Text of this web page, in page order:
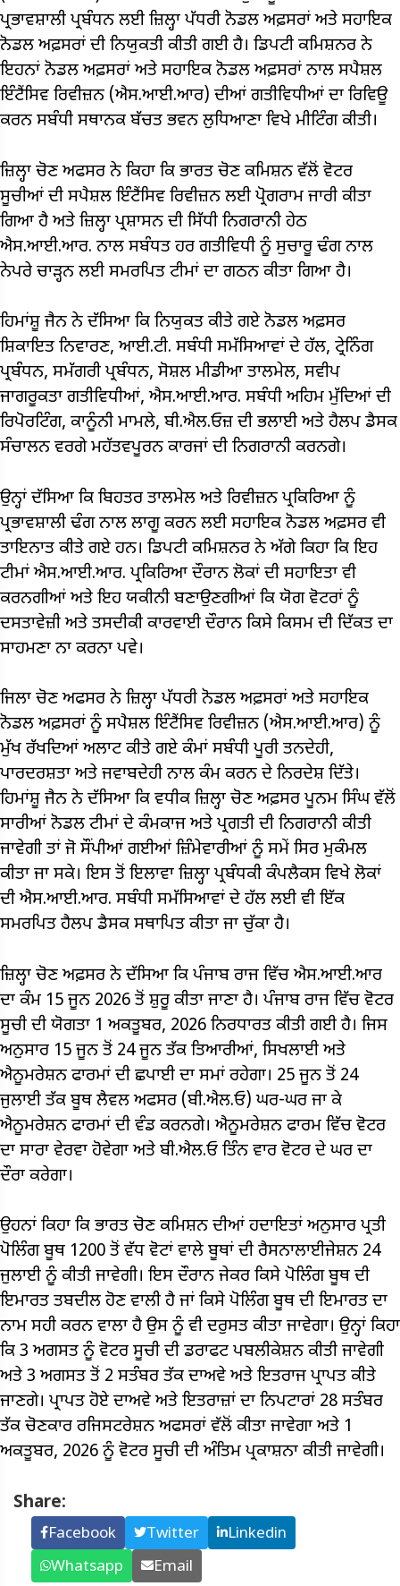
ਪ੍ਰਭਾਵਸ਼ਾਲੀ ਪ੍ਰਬੰਧਨ ਲਈ ਜ਼ਿਲ੍ਹਾ ਪੱਧਰੀ ਨੋਡਲ ਅਫ਼ਸਰਾਂ ਅਤੇ ਸਹਾਇਕ
ਨੋਡਲ ਅਫ਼ਸਰਾਂ ਦੀ ਨਿਯੁਕਤੀ ਕੀਤੀ ਗਈ ਹੈ। ਡਿਪਟੀ ਕਮਿਸ਼ਨਰ ਨੇ
ਇਹਨਾਂ ਨੋਡਲ ਅਫ਼ਸਰਾਂ ਅਤੇ ਸਹਾਇਕ ਨੋਡਲ ਅਫ਼ਸਰਾਂ ਨਾਲ ਸਪੈਸ਼ਲ
ਇੰਟੈਂਸਿਵ ਰਿਵੀਜ਼ਨ (ਐਸ.ਆਈ.ਆਰ) ਦੀਆਂ ਗਤੀਵਿਧੀਆਂ ਦਾ ਰਿਵਿਊ
ਕਰਨ ਸਬੰਧੀ ਸਥਾਨਕ ਬੱਚਤ ਭਵਨ ਲੁਧਿਆਣਾ ਵਿਖੇ ਮੀਟਿੰਗ ਕੀਤੀ।
ਜ਼ਿਲ੍ਹਾ ਚੋਣ ਅਫਸਰ ਨੇ ਕਿਹਾ ਕਿ ਭਾਰਤ ਚੋਣ ਕਮਿਸ਼ਨ ਵੱਲੋਂ ਵੋਟਰ
ਸੂਚੀਆਂ ਦੀ ਸਪੈਸ਼ਲ ਇੰਟੈਂਸਿਵ ਰਿਵੀਜ਼ਨ ਲਈ ਪ੍ਰੋਗਰਾਮ ਜਾਰੀ ਕੀਤਾ
ਗਿਆ ਹੈ ਅਤੇ ਜ਼ਿਲ੍ਹਾ ਪ੍ਰਸ਼ਾਸਨ ਦੀ ਸਿੱਧੀ ਨਿਗਰਾਨੀ ਹੇਠ
ਐਸ.ਆਈ.ਆਰ. ਨਾਲ ਸਬੰਧਤ ਹਰ ਗਤੀਵਿਧੀ ਨੂੰ ਸੁਚਾਰੂ ਢੰਗ ਨਾਲ
ਨੇਪਰੇ ਚਾੜ੍ਹਨ ਲਈ ਸਮਰਪਿਤ ਟੀਮਾਂ ਦਾ ਗਠਨ ਕੀਤਾ ਗਿਆ ਹੈ।
ਹਿਮਾਂਸ਼ੂ ਜੈਨ ਨੇ ਦੱਸਿਆ ਕਿ ਨਿਯੁਕਤ ਕੀਤੇ ਗਏ ਨੋਡਲ ਅਫ਼ਸਰ
ਸ਼ਿਕਾਇਤ ਨਿਵਾਰਣ, ਆਈ.ਟੀ. ਸਬੰਧੀ ਸਮੱਸਿਆਵਾਂ ਦੇ ਹੱਲ, ਟ੍ਰੇਨਿੰਗ
ਪ੍ਰਬੰਧਨ, ਸਮੱਗਰੀ ਪ੍ਰਬੰਧਨ, ਸੋਸ਼ਲ ਮੀਡੀਆ ਤਾਲਮੇਲ, ਸਵੀਪ
ਜਾਗਰੂਕਤਾ ਗਤੀਵਿਧੀਆਂ, ਐਸ.ਆਈ.ਆਰ. ਸਬੰਧੀ ਅਹਿਮ ਮੁੱਦਿਆਂ ਦੀ
ਰਿਪੋਰਟਿੰਗ, ਕਾਨੂੰਨੀ ਮਾਮਲੇ, ਬੀ.ਐਲ.ਓਜ਼ ਦੀ ਭਲਾਈ ਅਤੇ ਹੈਲਪ ਡੈਸਕ
ਸੰਚਾਲਨ ਵਰਗੇ ਮਹੱਤਵਪੂਰਨ ਕਾਰਜਾਂ ਦੀ ਨਿਗਰਾਨੀ ਕਰਨਗੇ।
ਉਨ੍ਹਾਂ ਦੱਸਿਆ ਕਿ ਬਿਹਤਰ ਤਾਲਮੇਲ ਅਤੇ ਰਿਵੀਜ਼ਨ ਪ੍ਰਕਿਰਿਆ ਨੂੰ
ਪ੍ਰਭਾਵਸ਼ਾਲੀ ਢੰਗ ਨਾਲ ਲਾਗੂ ਕਰਨ ਲਈ ਸਹਾਇਕ ਨੋਡਲ ਅਫ਼ਸਰ ਵੀ
ਤਾਇਨਾਤ ਕੀਤੇ ਗਏ ਹਨ। ਡਿਪਟੀ ਕਮਿਸ਼ਨਰ ਨੇ ਅੱਗੇ ਕਿਹਾ ਕਿ ਇਹ
ਟੀਮਾਂ ਐਸ.ਆਈ.ਆਰ. ਪ੍ਰਕਿਰਿਆ ਦੌਰਾਨ ਲੋਕਾਂ ਦੀ ਸਹਾਇਤਾ ਵੀ
ਕਰਨਗੀਆਂ ਅਤੇ ਇਹ ਯਕੀਨੀ ਬਣਾਉਣਗੀਆਂ ਕਿ ਯੋਗ ਵੋਟਰਾਂ ਨੂੰ
ਦਸਤਾਵੇਜ਼ੀ ਅਤੇ ਤਸਦੀਕੀ ਕਾਰਵਾਈ ਦੌਰਾਨ ਕਿਸੇ ਕਿਸਮ ਦੀ ਦਿੱਕਤ ਦਾ
ਸਾਹਮਣਾ ਨਾ ਕਰਨਾ ਪਵੇ।
ਜਿਲਾ ਚੋਣ ਅਫਸਰ ਨੇ ਜ਼ਿਲ੍ਹਾ ਪੱਧਰੀ ਨੋਡਲ ਅਫ਼ਸਰਾਂ ਅਤੇ ਸਹਾਇਕ
ਨੋਡਲ ਅਫ਼ਸਰਾਂ ਨੂੰ ਸਪੈਸ਼ਲ ਇੰਟੈਂਸਿਵ ਰਿਵੀਜ਼ਨ (ਐਸ.ਆਈ.ਆਰ) ਨੂੰ
ਮੁੱਖ ਰੱਖਦਿਆਂ ਅਲਾਟ ਕੀਤੇ ਗਏ ਕੰਮਾਂ ਸਬੰਧੀ ਪੂਰੀ ਤਨਦੇਹੀ,
ਪਾਰਦਰਸ਼ਤਾ ਅਤੇ ਜਵਾਬਦੇਹੀ ਨਾਲ ਕੰਮ ਕਰਨ ਦੇ ਨਿਰਦੇਸ਼ ਦਿੱਤੇ।
ਹਿਮਾਂਸ਼ੂ ਜੈਨ ਨੇ ਦੱਸਿਆ ਕਿ ਵਧੀਕ ਜ਼ਿਲ੍ਹਾ ਚੋਣ ਅਫ਼ਸਰ ਪੂਨਮ ਸਿੰਘ ਵੱਲੋਂ
ਸਾਰੀਆਂ ਨੋਡਲ ਟੀਮਾਂ ਦੇ ਕੰਮਕਾਜ ਅਤੇ ਪ੍ਰਗਤੀ ਦੀ ਨਿਗਰਾਨੀ ਕੀਤੀ
ਜਾਵੇਗੀ ਤਾਂ ਜੋ ਸੌਂਪੀਆਂ ਗਈਆਂ ਜ਼ਿੰਮੇਵਾਰੀਆਂ ਨੂੰ ਸਮੇਂ ਸਿਰ ਮੁਕੰਮਲ
ਕੀਤਾ ਜਾ ਸਕੇ। ਇਸ ਤੋਂ ਇਲਾਵਾ ਜ਼ਿਲ੍ਹਾ ਪ੍ਰਬੰਧਕੀ ਕੰਪਲੈਕਸ ਵਿਖੇ ਲੋਕਾਂ
ਦੀ ਐਸ.ਆਈ.ਆਰ. ਸਬੰਧੀ ਸਮੱਸਿਆਵਾਂ ਦੇ ਹੱਲ ਲਈ ਵੀ ਇੱਕ
ਸਮਰਪਿਤ ਹੈਲਪ ਡੈਸਕ ਸਥਾਪਿਤ ਕੀਤਾ ਜਾ ਚੁੱਕਾ ਹੈ।
ਜ਼ਿਲ੍ਹਾ ਚੋਣ ਅਫ਼ਸਰ ਨੇ ਦੱਸਿਆ ਕਿ ਪੰਜਾਬ ਰਾਜ ਵਿੱਚ ਐਸ.ਆਈ.ਆਰ
ਦਾ ਕੰਮ 15 ਜੂਨ 2026 ਤੋਂ ਸ਼ੁਰੂ ਕੀਤਾ ਜਾਣਾ ਹੈ। ਪੰਜਾਬ ਰਾਜ ਵਿੱਚ ਵੋਟਰ
ਸੂਚੀ ਦੀ ਯੋਗਤਾ 1 ਅਕਤੂਬਰ, 2026 ਨਿਰਧਾਰਤ ਕੀਤੀ ਗਈ ਹੈ। ਜਿਸ
ਅਨੁਸਾਰ 15 ਜੂਨ ਤੋਂ 24 ਜੂਨ ਤੱਕ ਤਿਆਰੀਆਂ, ਸਿਖਲਾਈ ਅਤੇ
ਐਨੂਮਰੇਸ਼ਨ ਫਾਰਮਾਂ ਦੀ ਛਪਾਈ ਦਾ ਸਮਾਂ ਰਹੇਗਾ। 25 ਜੂਨ ਤੋਂ 24
ਜੁਲਾਈ ਤੱਕ ਬੂਥ ਲੈਵਲ ਅਫਸਰ (ਬੀ.ਐਲ.ਓ) ਘਰ-ਘਰ ਜਾ ਕੇ
ਐਨੂਮਰੇਸ਼ਨ ਫਾਰਮਾਂ ਦੀ ਵੰਡ ਕਰਨਗੇ। ਐਨੂਮਰੇਸ਼ਨ ਫਾਰਮ ਵਿੱਚ ਵੋਟਰ
ਦਾ ਸਾਰਾ ਵੇਰਵਾ ਹੋਵੇਗਾ ਅਤੇ ਬੀ.ਐਲ.ਓ ਤਿੰਨ ਵਾਰ ਵੋਟਰ ਦੇ ਘਰ ਦਾ
ਦੌਰਾ ਕਰੇਗਾ।
ਉਹਨਾਂ ਕਿਹਾ ਕਿ ਭਾਰਤ ਚੋਣ ਕਮਿਸ਼ਨ ਦੀਆਂ ਹਦਾਇਤਾਂ ਅਨੁਸਾਰ ਪ੍ਰਤੀ
ਪੋਲਿੰਗ ਬੂਥ 1200 ਤੋਂ ਵੱਧ ਵੋਟਾਂ ਵਾਲੇ ਬੂਥਾਂ ਦੀ ਰੈਸਨਾਲਾਈਜੇਸ਼ਨ 24
ਜੁਲਾਈ ਨੂੰ ਕੀਤੀ ਜਾਵੇਗੀ। ਇਸ ਦੌਰਾਨ ਜੇਕਰ ਕਿਸੇ ਪੋਲਿੰਗ ਬੂਥ ਦੀ
ਇਮਾਰਤ ਤਬਦੀਲ ਹੋਣ ਵਾਲੀ ਹੈ ਜਾਂ ਕਿਸੇ ਪੋਲਿੰਗ ਬੂਥ ਦੀ ਇਮਾਰਤ ਦਾ
ਨਾਮ ਸਹੀ ਕਰਨ ਵਾਲਾ ਹੈ ਉਸ ਨੂੰ ਵੀ ਦਰੁਸਤ ਕੀਤਾ ਜਾਵੇਗਾ। ਉਨ੍ਹਾਂ ਕਿਹਾ
ਕਿ 3 ਅਗਸਤ ਨੂੰ ਵੋਟਰ ਸੂਚੀ ਦੀ ਡਰਾਫਟ ਪਬਲੀਕੇਸ਼ਨ ਕੀਤੀ ਜਾਵੇਗੀ
ਅਤੇ 3 ਅਗਸਤ ਤੋਂ 2 ਸਤੰਬਰ ਤੱਕ ਦਾਅਵੇ ਅਤੇ ਇਤਰਾਜ ਪ੍ਰਾਪਤ ਕੀਤੇ
ਜਾਣਗੇ। ਪ੍ਰਾਪਤ ਹੋਏ ਦਾਅਵੇ ਅਤੇ ਇਤਰਾਜ਼ਾਂ ਦਾ ਨਿਪਟਾਰਾਂ 28 ਸਤੰਬਰ
ਤੱਕ ਚੋਣਕਾਰ ਰਜਿਸਟਰੇਸ਼ਨ ਅਫਸਰਾਂ ਵੱਲੋਂ ਕੀਤਾ ਜਾਵੇਗਾ ਅਤੇ 1
ਅਕਤੂਬਰ, 2026 ਨੂੰ ਵੋਟਰ ਸੂਚੀ ਦੀ ਅੰਤਿਮ ਪ੍ਰਕਾਸ਼ਨਾ ਕੀਤੀ ਜਾਵੇਗੀ।
Share:
Facebook Twitter
Linkedin
Whatsapp
Email